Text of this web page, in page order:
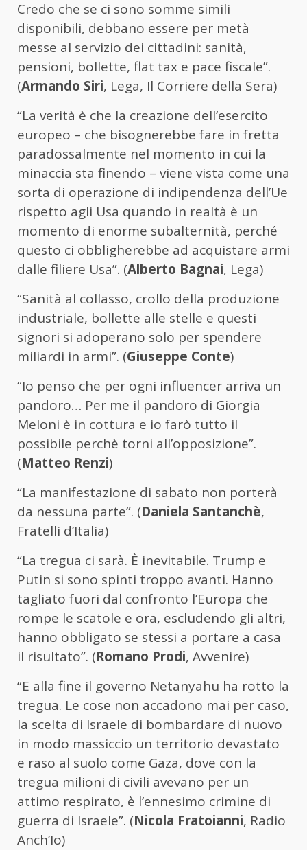
Credo che se ci sono somme simili
disponibili, debbano essere per metà
messe al servizio dei cittadini: sanità,
pensioni, bollette, flat tax e pace fiscale”.
(Armando Siri, Lega, Il Corriere della Sera)
“La verità è che la creazione dell’esercito
europeo – che bisognerebbe fare in fretta
paradossalmente nel momento in cui la
minaccia sta finendo – viene vista come una
sorta di operazione di indipendenza dell’Ue
rispetto agli Usa quando in realtà è un
momento di enorme subalternità, perché
questo ci obbligherebbe ad acquistare armi
dalle filiere Usa”. (Alberto Bagnai, Lega)
“Sanità al collasso, crollo della produzione
industriale, bollette alle stelle e questi
signori si adoperano solo per spendere
miliardi in armi”. (Giuseppe Conte)
“Io penso che per ogni influencer arriva un
pandoro… Per me il pandoro di Giorgia
Meloni è in cottura e io farò tutto il
possibile perchè torni all’opposizione”.
(Matteo Renzi)
“La manifestazione di sabato non porterà
da nessuna parte”. (Daniela Santanchè,
Fratelli d’Italia)
“La tregua ci sarà. È inevitabile. Trump e
Putin si sono spinti troppo avanti. Hanno
tagliato fuori dal confronto l’Europa che
rompe le scatole e ora, escludendo gli altri,
hanno obbligato se stessi a portare a casa
il risultato”. (Romano Prodi, Avvenire)
“E alla fine il governo Netanyahu ha rotto la
tregua. Le cose non accadono mai per caso,
la scelta di Israele di bombardare di nuovo
in modo massiccio un territorio devastato
e raso al suolo come Gaza, dove con la
tregua milioni di civili avevano per un
attimo respirato, è l’ennesimo crimine di
guerra di Israele”. (Nicola Fratoianni, Radio
Anch’Io)